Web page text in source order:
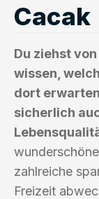
Cacak
Du ziehst
wissen,
dort
sicherlich
zahlreiche
Freizeit